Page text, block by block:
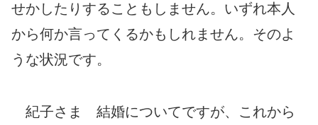
せかしたりすることもしません。いずれ本人
から何か言ってくるかもしれません。そのよ
うな状況です。
紀子さま 結婚についてですが、これから